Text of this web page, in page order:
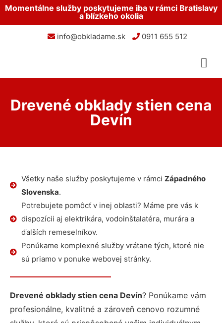
Momentálne služby poskytujeme iba v rámci Bratislavy
a blízkeho okolia
info@obkladame.sk 0911 655 512
Drevené obklady stien cena
Devín
Všetky naše služby poskytujeme v rámci Západného
Slovenska.
Potrebujete pomôcť v inej oblasti? Máme pre vás k
dispozícii aj elektrikára, vodoinštalatéra, murára a
ďalších remeselníkov.
Ponúkame komplexné služby vrátane tých, ktoré nie
sú priamo v ponuke webovej stránky.
Drevené obklady stien cena Devín? Ponúkame vám
profesionálne, kvalitné a zároveň cenovo rozumné